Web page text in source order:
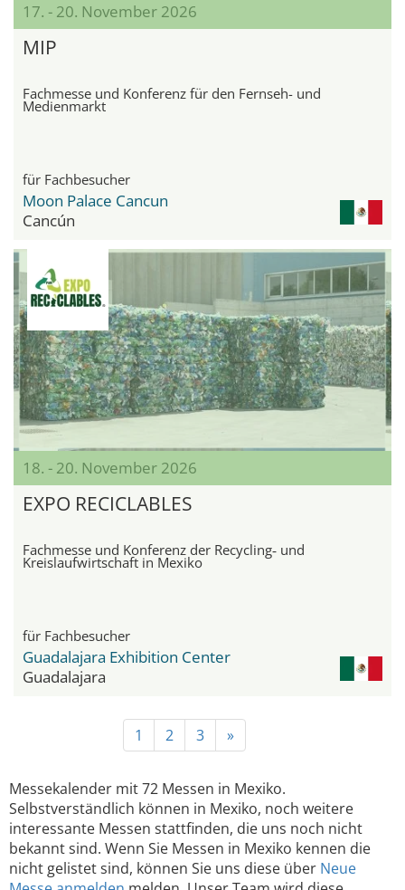
17. - 20. November 2026
MIP
Fachmesse und Konferenz für den Fernseh- und
Medienmarkt
für Fachbesucher
Moon Palace Cancun
Cancún
18. - 20. November 2026
EXPO RECICLABLES
Fachmesse und Konferenz der Recycling‑ und
Kreislaufwirtschaft in Mexiko
für Fachbesucher
Guadalajara Exhibition Center
Guadalajara
1 2 3 »
Messekalender mit 72 Messen in Mexiko.
Selbstverständlich können in Mexiko, noch weitere
interessante Messen stattfinden, die uns noch nicht
bekannt sind. Wenn Sie Messen in Mexiko kennen die
nicht gelistet sind, können Sie uns diese über Neue